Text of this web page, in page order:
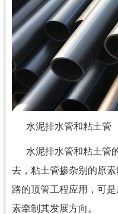
水泥排水管和粘土管
水泥排水管和粘土管
去，粘土管掺杂别的原
路的顶管工程应用，可
素牵制其发展方向。